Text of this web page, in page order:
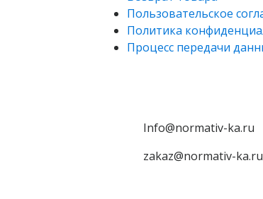
Пользовательское
Политика
Процесс передачи
Info@normativ-ka.ru
zakaz@normativ-ka.ru